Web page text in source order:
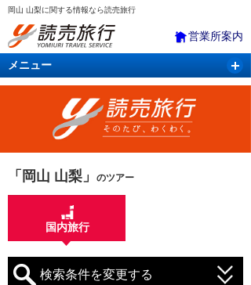
岡山 山梨に関する情報なら読売旅行
営業所案内
メニュー
国内旅行 バスツアー 海外旅行
「岡山 山梨」 のツアー
国内旅行
検索条件を変更する